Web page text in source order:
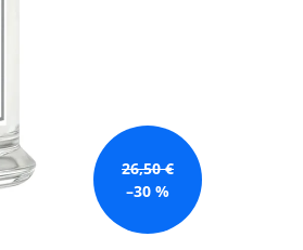
26,50 €
–30 %